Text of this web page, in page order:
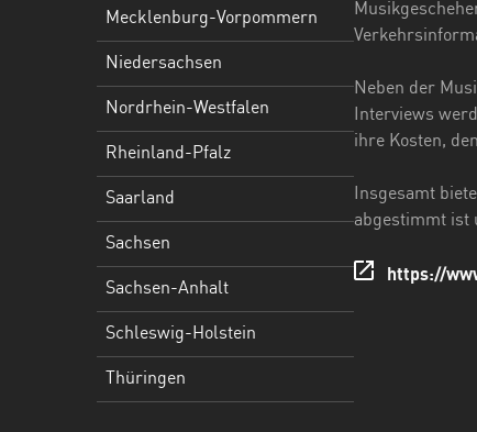
Sachsen-
Thüringen
Mecklenburg-Vorpommern
Niedersachsen
Nordrhein-Westfalen
Rheinland-Pfalz
Saarland
Sachsen
Sachsen-Anhalt
Schleswig-Holstein
Thüringen
Neben der
Interviews
ihre Kosten,
Insgesamt
abgestimmt ist
https://